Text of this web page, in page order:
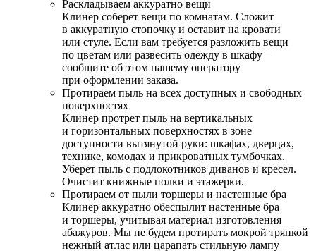
Раскладываем аккуратно вещи
Клинер соберет вещи по комнатам. Сложит
в аккуратную стопочку и оставит на кровати
или стуле. Если вам требуется разложить вещи
по цветам или развесить одежду в шкафу –
сообщите об этом нашему оператору
при оформлении заказа.
Протираем пыль на всех доступных и свободных
поверхностях
Клинер протрет пыль на вертикальных
и горизонтальных поверхностях в зоне
доступности вытянутой руки: шкафах, дверцах,
технике, комодах и прикроватных тумбочках.
Уберет пыль с подлокотников диванов и кресел.
Очистит книжные полки и этажерки.
Протираем от пыли торшеры и настенные бра
Клинер аккуратно обеспылит настенные бра
и торшеры, учитывая материал изготовления
абажуров. Мы не будем протирать мокрой тряпкой
нежный атлас или царапать стильную лампу